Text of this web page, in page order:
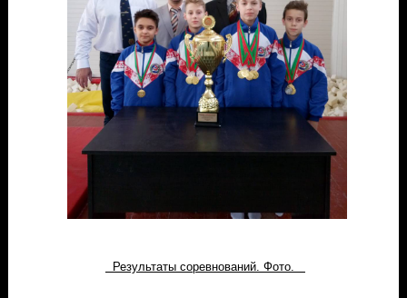
Результаты соревнований. Фото.